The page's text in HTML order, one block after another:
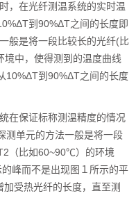
，在光纤测温系统的实时温
到90%ΔT之间的长度即
般是将一段比较长的光纤(比
中，使得测到的温度曲线
10%ΔT到90%ΔT之间的长度
在保证标称测温精度的情况
测单元的方法一般是将一段
（比如60~90℃）的环境
峰而不是出现图１所示的平
受热光纤的长度，直至测